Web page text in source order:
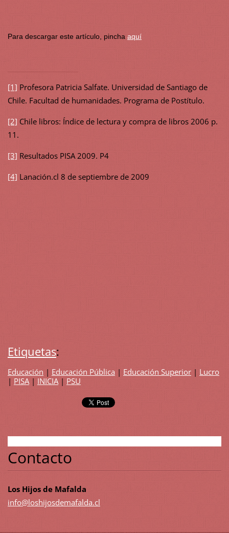
Para descargar este artículo, pincha aquí
[1] Profesora Patricia Salfate. Universidad de Santiago de
Chile. Facultad de humanidades. Programa de Postítulo.
[2] Chile libros: Índice de lectura y compra de libros 2006 p.
11.
[3] Resultados PISA 2009. P4
[4] Lanación.cl 8 de septiembre de 2009
Etiquetas:
Educación | Educación Pública | Educación Superior | Lucro
| PISA | INICIA | PSU
Contacto
Los Hijos de Mafalda
info@loshijosdemafalda.cl